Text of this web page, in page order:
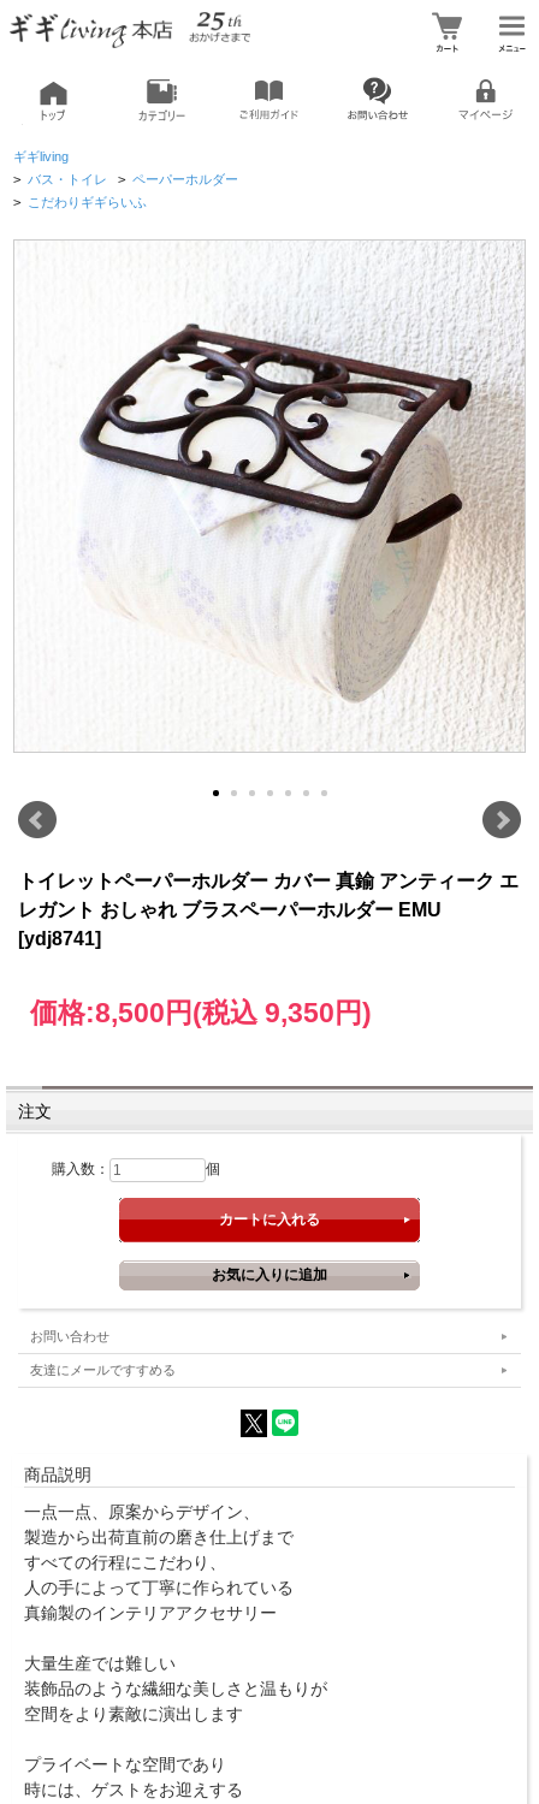
ギギliving
> バス・トイレ > ペーパーホルダー
> こだわりギギらいふ
トイレットペーパーホルダー カバー 真鍮 アンティーク エ
レガント おしゃれ ブラスペーパーホルダー EMU
[ydj8741]
価格:8,500円(税込 9,350円)
注文
購入数： 個
お問い合わせ
友達にメールですすめる
商品説明
一点一点、原案からデザイン、
製造から出荷直前の磨き仕上げまで
すべての行程にこだわり、
人の手によって丁寧に作られている
真鍮製のインテリアアクセサリー
大量生産では難しい
装飾品のような繊細な美しさと温もりが
空間をより素敵に演出します
プライベートな空間であり
時には、ゲストをお迎えする